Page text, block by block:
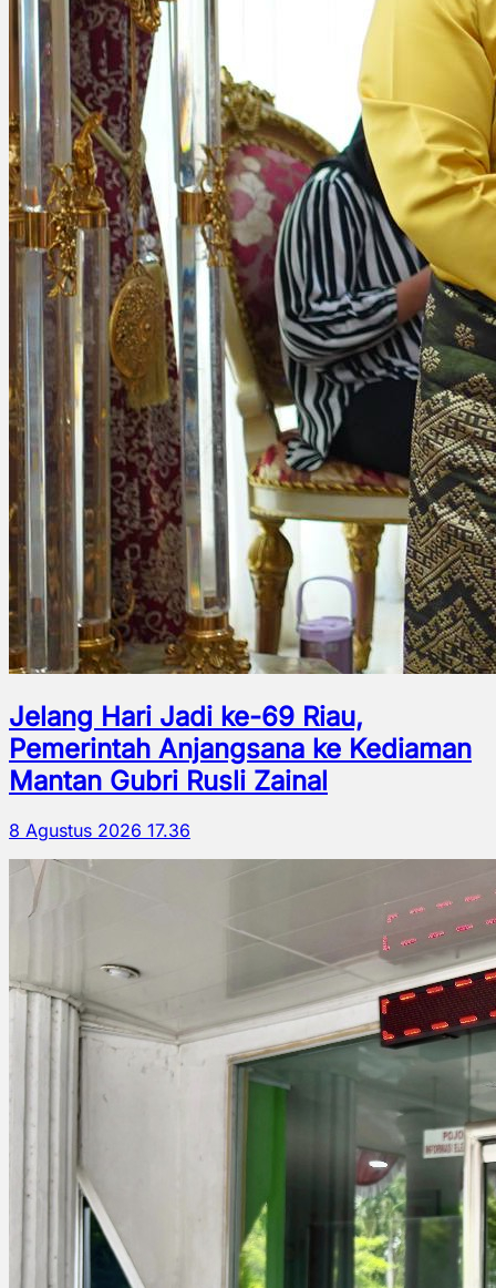
Jelang Hari Jadi ke-69 Riau,
Pemerintah Anjangsana ke Kediaman
Mantan Gubri Rusli Zainal
8 Agustus 2026 17.36